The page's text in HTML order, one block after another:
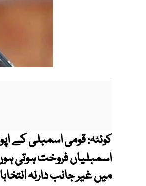
کوئٹہ:قومی اسمبلی کے
اسمبلیاں فروخت ہوتی
میں غیر جانب دارنہ